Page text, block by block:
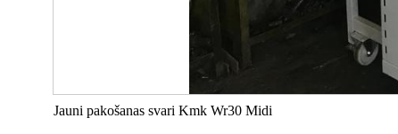
Jauni pakošanas svari Kmk Wr30 Midi